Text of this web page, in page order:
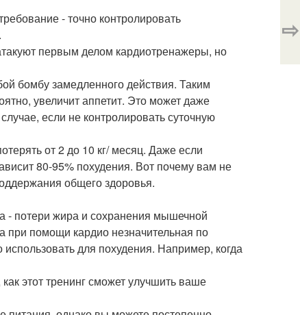
- точно контролировать
первым делом кардиотренажеры, но
бомбу замедленного действия. Таким
увеличит аппетит. Это может даже
если не контролировать суточную
от 2 до 10 кг/ месяц. Даже если
80-95% похудения. Вот почему вам не
общего здоровья.
- потери жира и сохранения мышечной
при помощи кардио незначительная по
для похудения. Например, когда
этот тренинг сможет улучшить ваше
⇨